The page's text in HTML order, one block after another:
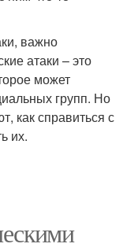
важно
атаки – это
может
групп. Но
как справиться с
их.